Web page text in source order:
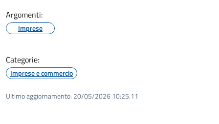
Argomenti:
Imprese
Categorie:
Imprese e commercio
Ultimo aggiornamento: 20/05/2026 10:25.11